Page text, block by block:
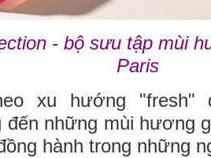
- bộ sưu tập mùi
Paris
xu hướng "fresh"
đến những mùi hương
hành trong những